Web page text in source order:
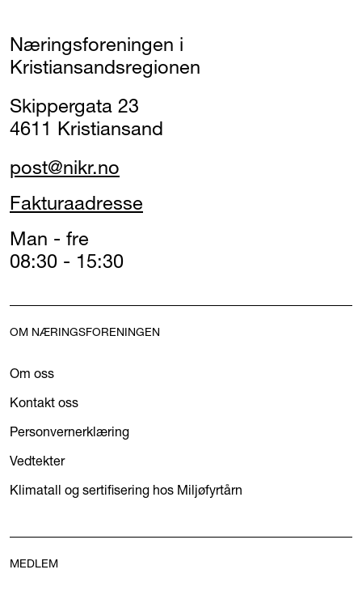
Næringsforeningen i
Kristiansandsregionen
Skippergata 23
4611 Kristiansand
post@nikr.no
Fakturaadresse
Man - fre
08:30 - 15:30
OM NÆRINGSFORENINGEN
Om oss
Kontakt oss
Personvernerklæring
Vedtekter
Klimatall og sertifisering hos Miljøfyrtårn
MEDLEM